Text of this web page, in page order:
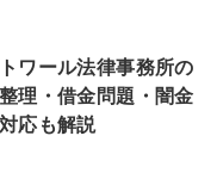
ワール法律事務所の
理・借金問題・闇金
応も解説